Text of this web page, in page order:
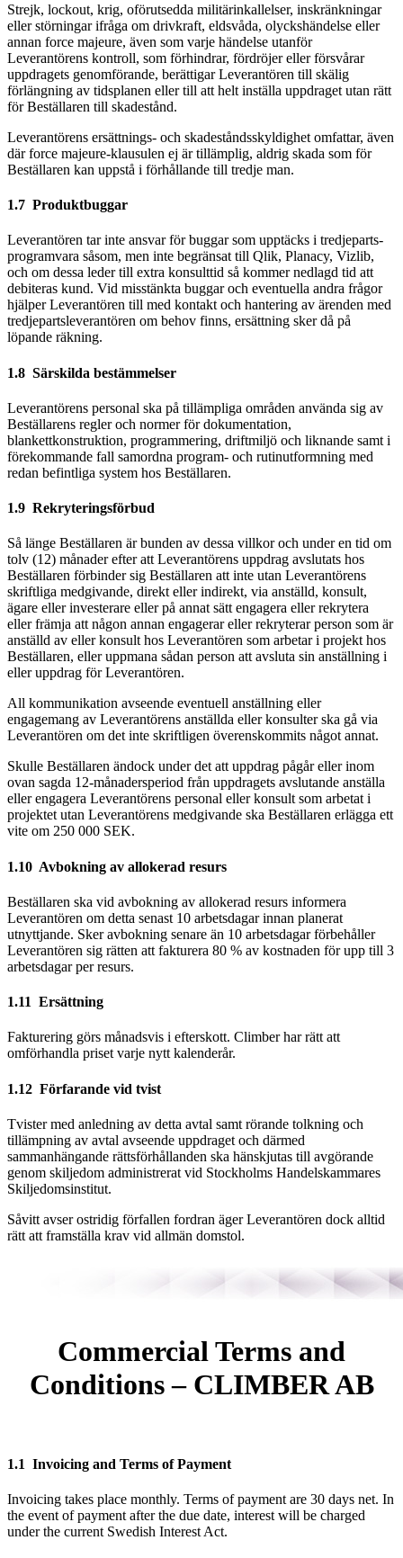
Strejk, lockout, krig, oförutsedda militärinkallelser, inskränkningar
eller störningar ifråga om drivkraft, eldsvåda, olyckshändelse eller
annan force majeure, även som varje händelse utanför
Leverantörens kontroll, som förhindrar, fördröjer eller försvårar
uppdragets genomförande, berättigar Leverantören till skälig
förlängning av tidsplanen eller till att helt inställa uppdraget utan rätt
för Beställaren till skadestånd.
Leverantörens ersättnings- och skadeståndsskyldighet omfattar, även
där force majeure-klausulen ej är tillämplig, aldrig skada som för
Beställaren kan uppstå i förhållande till tredje man.
1.7 Produktbuggar
Leverantören tar inte ansvar för buggar som upptäcks i tredjeparts-
programvara såsom, men inte begränsat till Qlik, Planacy, Vizlib,
och om dessa leder till extra konsulttid så kommer nedlagd tid att
debiteras kund. Vid misstänkta buggar och eventuella andra frågor
hjälper Leverantören till med kontakt och hantering av ärenden med
tredjepartsleverantören om behov finns, ersättning sker då på
löpande räkning.
1.8 Särskilda bestämmelser
Leverantörens personal ska på tillämpliga områden använda sig av
Beställarens regler och normer för dokumentation,
blankettkonstruktion, programmering, driftmiljö och liknande samt i
förekommande fall samordna program- och rutinutformning med
redan befintliga system hos Beställaren.
1.9 Rekryteringsförbud
Så länge Beställaren är bunden av dessa villkor och under en tid om
tolv (12) månader efter att Leverantörens uppdrag avslutats hos
Beställaren förbinder sig Beställaren att inte utan Leverantörens
skriftliga medgivande, direkt eller indirekt, via anställd, konsult,
ägare eller investerare eller på annat sätt engagera eller rekrytera
eller främja att någon annan engagerar eller rekryterar person som är
anställd av eller konsult hos Leverantören som arbetar i projekt hos
Beställaren, eller uppmana sådan person att avsluta sin anställning i
eller uppdrag för Leverantören.
All kommunikation avseende eventuell anställning eller
engagemang av Leverantörens anställda eller konsulter ska gå via
Leverantören om det inte skriftligen överenskommits något annat.
Skulle Beställaren ändock under det att uppdrag pågår eller inom
ovan sagda 12-månadersperiod från uppdragets avslutande anställa
eller engagera Leverantörens personal eller konsult som arbetat i
projektet utan Leverantörens medgivande ska Beställaren erlägga ett
vite om 250 000 SEK.
1.10 Avbokning av allokerad resurs
Beställaren ska vid avbokning av allokerad resurs informera
Leverantören om detta senast 10 arbetsdagar innan planerat
utnyttjande. Sker avbokning senare än 10 arbetsdagar förbehåller
Leverantören sig rätten att fakturera 80 % av kostnaden för upp till 3
arbetsdagar per resurs.
1.11 Ersättning
Fakturering görs månadsvis i efterskott. Climber har rätt att
omförhandla priset varje nytt kalenderår.
1.12 Förfarande vid tvist
Tvister med anledning av detta avtal samt rörande tolkning och
tillämpning av avtal avseende uppdraget och därmed
sammanhängande rättsförhållanden ska hänskjutas till avgörande
genom skiljedom administrerat vid Stockholms Handelskammares
Skiljedomsinstitut.
Såvitt avser ostridig förfallen fordran äger Leverantören dock alltid
rätt att framställa krav vid allmän domstol.
Commercial Terms and
Conditions – CLIMBER AB
1.1 Invoicing and Terms of Payment
Invoicing takes place monthly. Terms of payment are 30 days net. In
the event of payment after the due date, interest will be charged
under the current Swedish Interest Act.